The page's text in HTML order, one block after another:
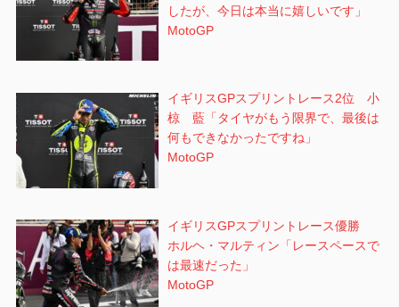
したが、今日は本当に嬉しいです」
MotoGP
イギリスGPスプリントレース2位 小
椋 藍「タイヤがもう限界で、最後は
何もできなかったですね」
MotoGP
イギリスGPスプリントレース優勝
ホルヘ・マルティン「レースペースで
は最速だった」
MotoGP